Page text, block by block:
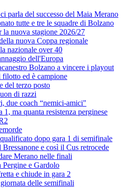
parla del successo del Maia Merano
tutte e tre le squadre di Bolzano
nuova stagione 2026/27
nuova Coppa regionale
nazionale over 40
dell'Europa
Bolzano a vincere i playout
ed è campione
del terzo posto
di razzi
due coach “nemici-amici"
ma quanta resistenza perginese
dopo gara 1 di semifinale
e così il Cus retrocede
Merano nelle finali
Pergine e Gardolo
e chiude in gara 2
delle semifinali